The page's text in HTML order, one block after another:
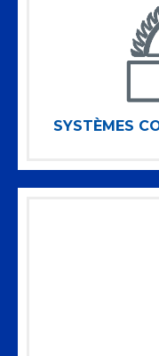
SYSTÈMES